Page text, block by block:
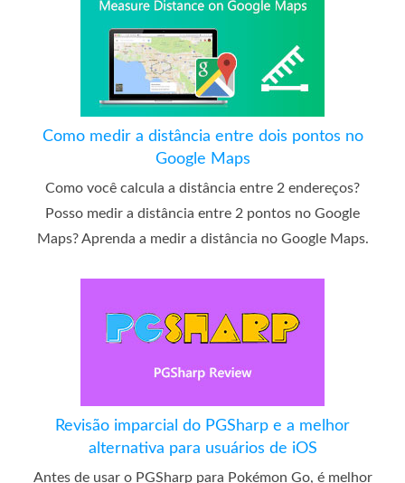
Como medir a distância entre dois pontos no
Google Maps
Como você calcula a distância entre 2 endereços?
Posso medir a distância entre 2 pontos no Google
Maps? Aprenda a medir a distância no Google Maps.
Revisão imparcial do PGSharp e a melhor
alternativa para usuários de iOS
Antes de usar o PGSharp para Pokémon Go, é melhor